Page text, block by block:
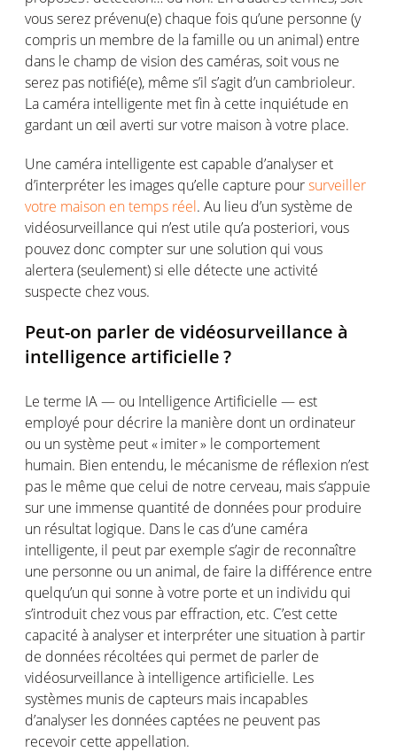
vousserez prévenu(e) chaque fois qu’une personne (y
compris un membre de lafamille ou un animal) entre
dans le champ de vision des caméras,soitvous ne
serez pas notifié(e), même s’il s’agit d’un cambrioleur.
La caméra intelligente met fin à cette inquiétude en
gardant un œil averti survotre maisonàvotre place.
Une caméra intelligente est capable d’analyser et
d’interpréter les images qu’elle capture poursurveiller
votre maison en temps réel. Au lieu d’unsystème de
vidéosurveillance qui n’est utile qu’a posteriori,vous
pouvez donc comptersur une solution qui vous
alertera(seulement)si elle détecte une activité
suspecte chezvous.
Peut-on parler de vidéosurveillance à
intelligence artificielle?
Le terme IA — ou Intelligence Artificielle — est
employé pour décrire la manière dont un ordinateur
ou unsystème peut«imiter» le comportement
humain. Bien entendu, le mécanisme de réflexion n’est
pas le même que celui de notre cerveau, maiss’appuie
sur une immense quantité de données pour produire
un résultat logique. Dans le cas d’une caméra
intelligente, il peut par exemple s’agir de reconnaître
une personne ou un animal, de faire la différence entre
quelqu’un qui sonne àvotre porte et un individu qui
s’introduit chezvous par effraction, etc. C’est cette
capacité àanalyser et interpréter une situationà partir
de données récoltées qui permet de parler de
vidéosurveillance à intelligence artificielle. Les
systèmes munis de capteurs mais incapables
d’analyser les données captées ne peuvent pas
recevoir cette appellation.